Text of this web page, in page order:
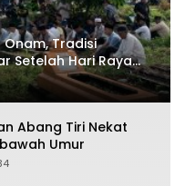
Tradisi
Setelah Hari Raya
Abang Tiri Nekat
Umur